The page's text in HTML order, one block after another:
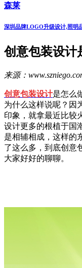
森莱
深圳品牌LOGO升级设计,照明
创意包装设计
来源：
创意包装设计是怎么
为什么这样说呢？因
印象，就拿最近比较
设计更多的根植于国
是相辅相成，这样的
了这么多，到底创意
大家好好的聊聊。